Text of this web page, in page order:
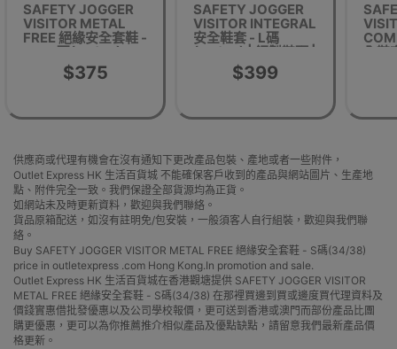
SAFETY JOGGER
VISITOR METAL
FREE 絕緣安全套鞋 -
L碼(44/48)
$375
SAFETY JOGGER
VISITOR INTEGRAL
安全鞋套 - L碼
(43/45) | 鋼製鞋頭 |
防刺穿鞋底 | SRC 防
滑
$399
全鞋
供應商或代理有機會在沒有通知下更改產品包裝、產地或者一些附件，
Outlet Express HK 生活百貨城 不能確保客戶收到的產品與網站圖片、生產地
點、附件完全一致。我們保證全部貨源均為正貨。
如網站未及時更新資料，歡迎與我們聯絡。
貨品原箱配送，如沒有註明免/包安裝，一般須客人自行組裝，歡迎與我們聯
絡。
Buy SAFETY JOGGER VISITOR METAL FREE 絕緣安全套鞋 - S碼(34/38)
price in outletexpress .com Hong Kong.In promotion and sale.
Outlet Express HK 生活百貨城在香港觀塘提供 SAFETY JOGGER VISITOR
METAL FREE 絕緣安全套鞋 - S碼(34/38) 在那裡買邊到買或邊度買代理資料及
價錢實惠借批發優惠以及公司學校報價，更可送到香港或澳門而部份產品比團
購更優惠，更可以為你推薦推介相似產品及優點缺點，請留意我們最新產品價
格更新。